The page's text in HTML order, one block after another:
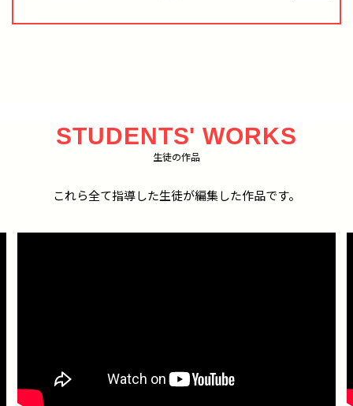
STUDENTS' WORKS
生徒の作品
これら全て指導した生徒が編集した作品です。